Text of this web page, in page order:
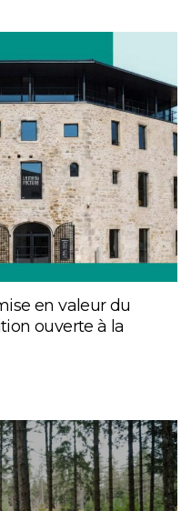
en valeur du
ouverte à la